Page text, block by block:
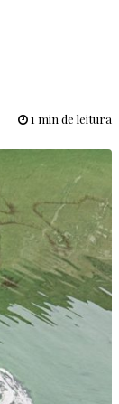
1 min de leitura